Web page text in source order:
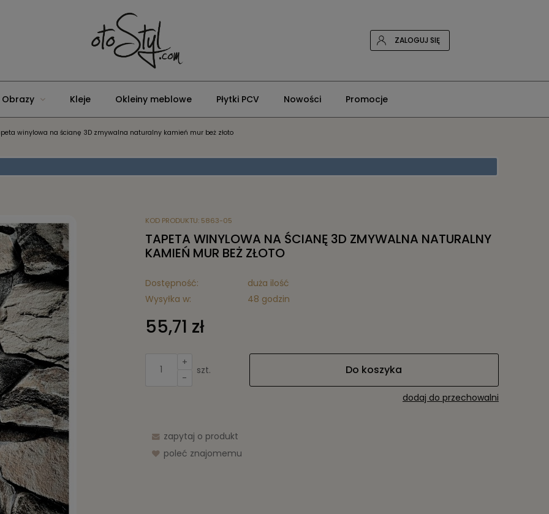
ZALOGUJ SIĘ
Obrazy Kleje Okleiny meblowe Płytki PCV Nowości Promocje
winylowa na ścianę 3D zmywalna naturalny kamień mur beż złoto
KOD PRODUKTU: 5863-05
TAPETA WINYLOWA NA ŚCIANĘ 3D ZMYWALNA NATURALNY
KAMIEŃ MUR BEŻ ZŁOTO
Dostępność:
duża ilość
Wysyłka w:
48 godzin
55,71 zł
+
-
szt. Do koszyka
dodaj do przechowalni
zapytaj o produkt
poleć znajomemu